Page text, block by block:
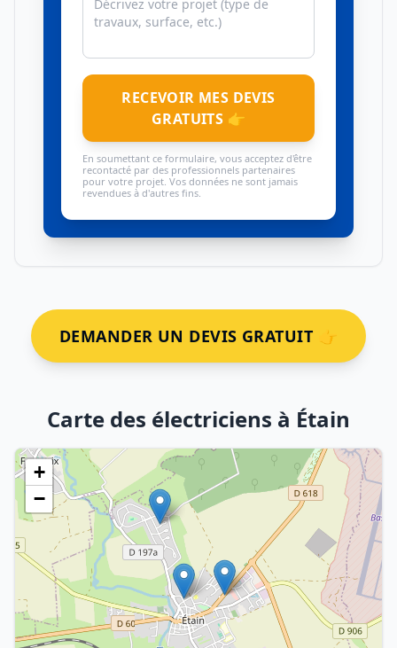
RECEVOIR MES DEVIS
GRATUITS 👉
En soumettant ce formulaire, vous acceptez d'être
recontacté par des professionnels partenaires
pour votre projet. Vos données ne sont jamais
revendues à d'autres fins.
DEMANDER UN DEVIS GRATUIT 👉
Carte des électriciens à Étain
+
−